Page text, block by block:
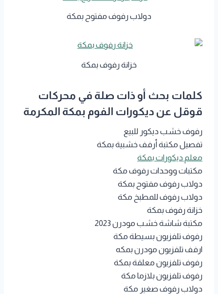
دولاب رفوف مفتوح بمكة
خزانة رفوف بمكة
كلمات بحث أو ذات صلة في محركات
قوقل عن ديكورات الفوم بمكة المكرمة
رفوف خشب ديكور للبيع
تفصيل مكتبة أرفف خشبية بمكة
معلم ديكورات بمكة
مكتبات ووحدات رفوف مكة
دولاب رفوف مفتوح بمكة
دولاب رفوف للمطبخ مكة
خزانة رفوف بمكة
مكتبة شاشة خشب مودرن 2023
رفوف تلفزيون بسيطة مكة
ارفف تلفزيون مودرن بمكه
رفوف تلفزيون معلقة بمكة
رفوف تلفزيون بلازما مكة
دولاب رفوف صغير مكة